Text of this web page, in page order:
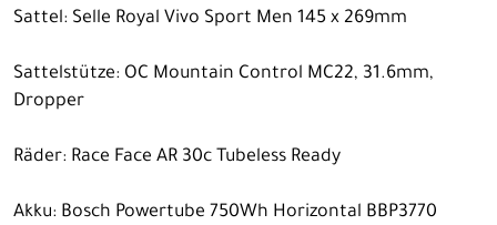
Sattel: Selle Royal Vivo Sport Men 145 x 269mm
Sattelstütze: OC Mountain Control MC22, 31.6mm,
Dropper
Räder: Race Face AR 30c Tubeless Ready
Akku: Bosch Powertube 750Wh Horizontal BBP3770